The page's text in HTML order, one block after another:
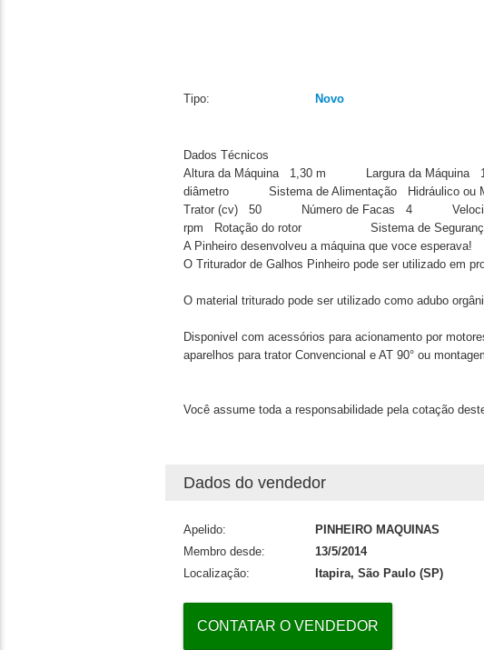
Tipo: Novo
Dados Técnicos
Altura da Máquina1,30 m Largura da Máquina
diâmetro
Sistema de Alimentação Hidráulico ou
Trator (cv)
50 Número de Facas 4
rpm
Rotação do rotor Sistema de
A Pinheiro desenvolveu a máquina que voce esperava!
O Triturador de Galhos Pinheiro pode ser utilizado em
O material triturado pode ser utilizado como adubo
Disponivel com acessórios para acionamento por
aparelhos para trator Convencional e AT 90° ou
Você assume toda a responsabilidade pela cotação
Dados do vendedor
Apelido:
PINHEIRO MAQUINAS
Membro desde:
13/5/2014
Localização:
Itapira, São Paulo (SP)
CONTATAR O VENDEDOR